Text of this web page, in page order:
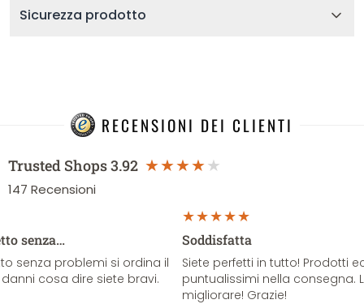
Sicurezza prodotto
RECENSIONI DEI CLIENTI
Trusted Shops3.92
147 Recensioni
senza…
senza problemi si ordina il
cosa dire siete bravi.
Soddisfatta
Siete perfetti in tutto! Prodotti
puntualissimi nella consegna.
migliorare! Grazie!